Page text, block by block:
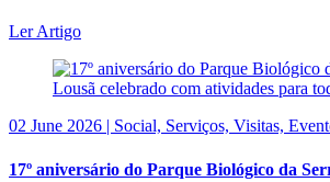
Ler Artigo
02 June 2026 | Social, Serviços, Visitas,
17º aniversário do Parque Biológico da